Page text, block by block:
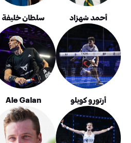
أحمد شهزاد سلطان خليفة
أرتورو كويلو Ale Galan